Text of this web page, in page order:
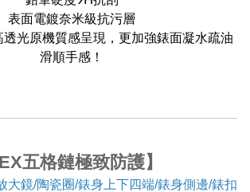
表面電鍍奈米級抗污層
透光原機質感呈現，更加強錶面凝水疏油
滑順手感！
EX五格鏈極致防護】
大鏡/陶瓷圈/錶身上下四端/錶身側邊/錶扣